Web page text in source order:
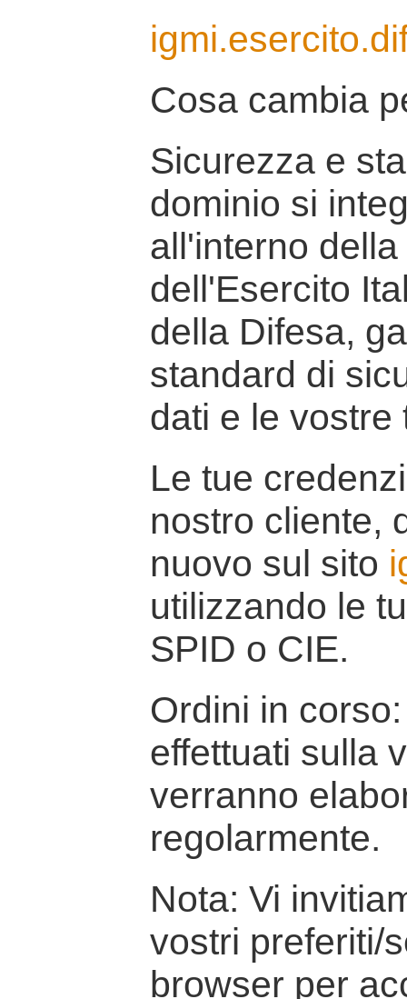
Cosa cambia
Sicurezza e
dominio si
all'interno
dell'Esercito
della Difesa,
standard di
dati e le vostre
Le tue
nostro cliente,
nuovo sul sito
utilizzando le
SPID o CIE.
Ordini in
effettuati sulla
verranno
regolarmente.
Nota: Vi
vostri preferiti/
browser per